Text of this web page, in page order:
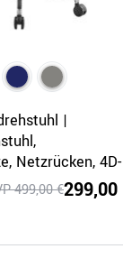
Holz, Schwarz, Silber,
DIVA, ElliePro, FAN,
|
Netzrücken, 4D-
299,00
499,00 €